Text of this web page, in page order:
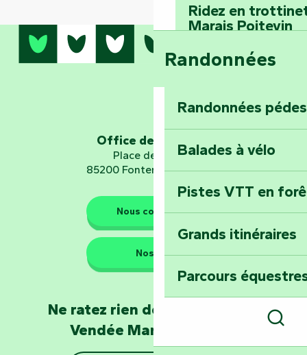
Ridez en
Marais Poitevin
Embarquez pour
Explorez
d’orientation «
Les gardiens de la nature
Devenez
Randonnées
Randonnées
Balades à vélo
Pistes VTT en
Grands itinéraires
Parcours
Office de tourisme
Place de Verdun
85200 Fontenay-le-Comte
Nous contacter
Nos QG
Ne ratez rien de l'actualité en
Vendée Marais Poitevin